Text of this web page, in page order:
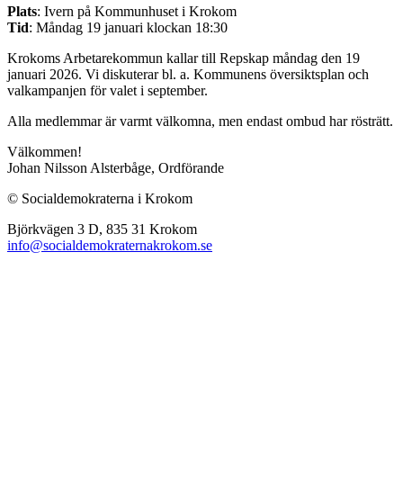
Plats: Ivern på Kommunhuset i Krokom
Tid: Måndag 19 januari klockan 18:30
Krokoms Arbetarekommun kallar till Repskap måndag den 19
januari 2026. Vi diskuterar bl. a. Kommunens översiktsplan och
valkampanjen för valet i september.
Alla medlemmar är varmt välkomna, men endast ombud har rösträtt.
Välkommen!
Johan Nilsson Alsterbåge, Ordförande
© Socialdemokraterna i Krokom
Björkvägen 3 D, 835 31 Krokom
info@socialdemokraternakrokom.se